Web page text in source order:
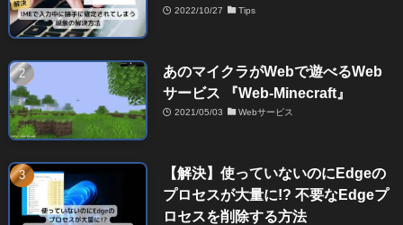
2022/10/27 Tips
あのマイクラがWebで遊べるWeb
サービス 『Web-Minecraft』
2021/05/03 Webサービス
【解決】使っていないのにEdgeの
プロセスが大量に!? 不要なEdgeプ
ロセスを削除する方法